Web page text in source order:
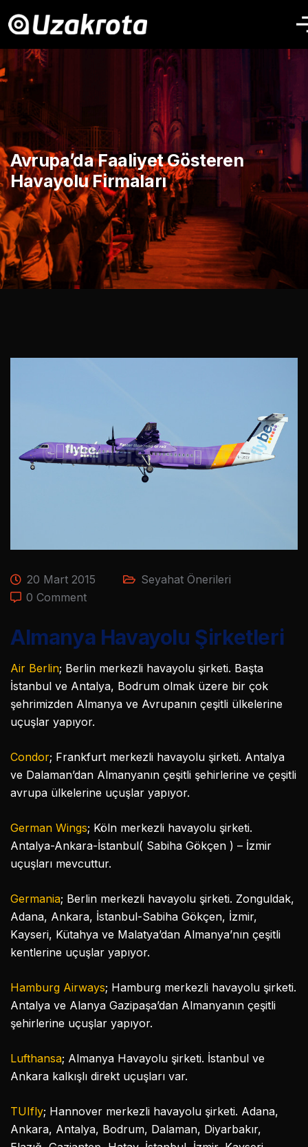
Avrupa’da Faaliyet Gösteren
Havayolu Firmaları
20 Mart 2015
Seyahat Önerileri
0 Comment
Almanya Havayolu Şirketleri
Air Berlin; Berlin merkezli havayolu şirketi. Başta
İstanbul ve Antalya, Bodrum olmak üzere bir çok
şehrimizden Almanya ve Avrupanın çeşitli ülkelerine
uçuşlar yapıyor.
Condor; Frankfurt merkezli havayolu şirketi. Antalya
ve Dalaman’dan Almanyanın çeşitli şehirlerine ve çeşitli
avrupa ülkelerine uçuşlar yapıyor.
German Wings; Köln merkezli havayolu şirketi.
Antalya-Ankara-İstanbul( Sabiha Gökçen ) – İzmir
uçuşları mevcuttur.
Germania; Berlin merkezli havayolu şirketi. Zonguldak,
Adana, Ankara, İstanbul-Sabiha Gökçen, İzmir,
Kayseri, Kütahya ve Malatya’dan Almanya’nın çeşitli
kentlerine uçuşlar yapıyor.
Hamburg Airways; Hamburg merkezli havayolu şirketi.
Antalya ve Alanya Gazipaşa’dan Almanyanın çeşitli
şehirlerine uçuşlar yapıyor.
Lufthansa; Almanya Havayolu şirketi. İstanbul ve
Ankara kalkışlı direkt uçuşları var.
TUIfly; Hannover merkezli havayolu şirketi. Adana,
Ankara, Antalya, Bodrum, Dalaman, Diyarbakır,